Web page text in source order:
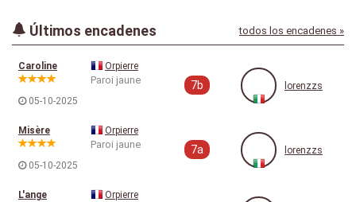
Últimos encadenes todos los encadenes »
Caroline
05-10-2025
Orpierre
Paroi jaune 7b lorenzzs
Misère
05-10-2025
Orpierre
Paroi jaune 7a lorenzzs
L'ange
Orpierre